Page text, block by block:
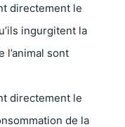
directement le
ingurgitent la
l’animal sont
directement le
de la